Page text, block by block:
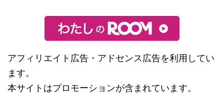
アフィリエイト広告・アドセンス広告を利用してい
ます。
本サイトはプロモーションが含まれています。